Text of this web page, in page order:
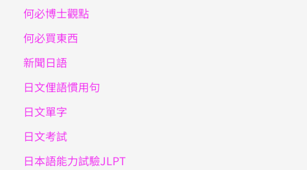
何必博士觀點
何必買東西
新聞日語
日文俚語慣用句
日文單字
日文考試
日本語能力試驗JLPT